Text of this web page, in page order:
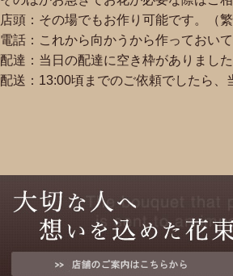
店頭：その場でもお作り可能です。（
電話：これから向かうから作っておい
配達：当日の配達に空き枠がありまし
配送：13:00頃までのご依頼でしたら、